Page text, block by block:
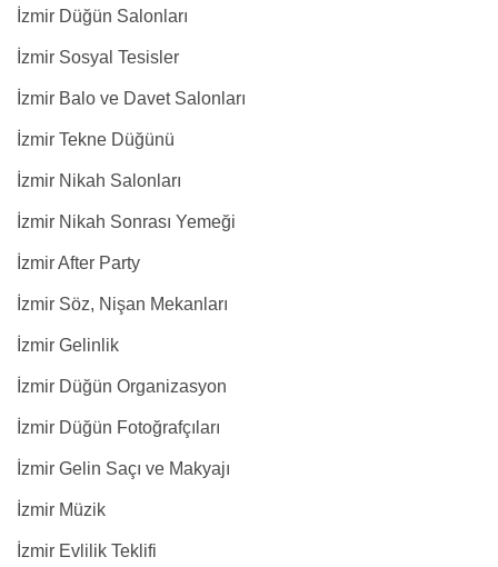
İzmir Düğün Salonları
İzmir Sosyal Tesisler
İzmir Balo ve Davet Salonları
İzmir Tekne Düğünü
İzmir Nikah Salonları
İzmir Nikah Sonrası Yemeği
İzmir After Party
İzmir Söz, Nişan Mekanları
İzmir Gelinlik
İzmir Düğün Organizasyon
İzmir Düğün Fotoğrafçıları
İzmir Gelin Saçı ve Makyajı
İzmir Müzik
İzmir Evlilik Teklifi